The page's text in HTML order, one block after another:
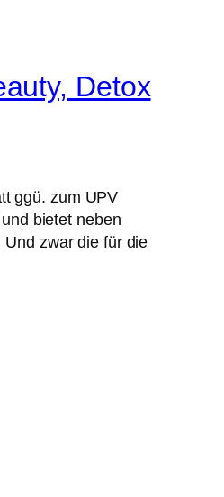
Detox
ggü. zum UPV
bietet neben
zwar die für die